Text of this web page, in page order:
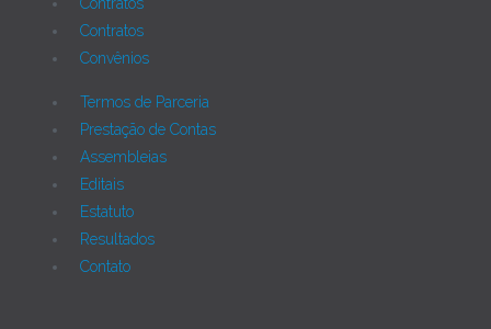
Contratos
Convênios
Termos de Parceria
Prestação de Contas
Assembleias
Editais
Estatuto
Resultados
Contato